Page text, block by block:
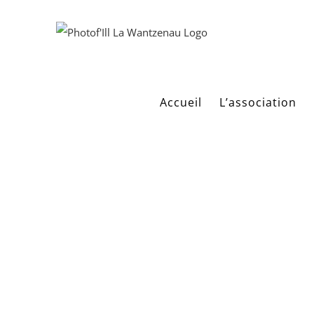
Accueil L’association